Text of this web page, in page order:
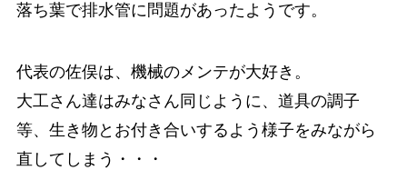
落ち葉で排水管に問題があったようです。
代表の佐俣は、機械のメンテが大好き。
大工さん達はみなさん同じように、道具の調子
等、生き物とお付き合いするよう様子をみながら
直してしまう・・・